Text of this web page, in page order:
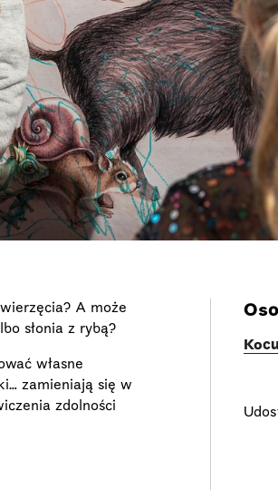
A może
słonia z rybą?
własne
zamieniają się w
zdolności